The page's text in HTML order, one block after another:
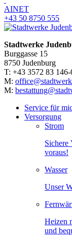
AINET
+43 50 8750 555
Stadtwerke
Burggasse 15
8750 Judenburg
T: +43 3572 83 146-
M:
M:
Service für
Versorgung
Strom
Sichere
voraus!
Wasser
Unser
Heizen
und